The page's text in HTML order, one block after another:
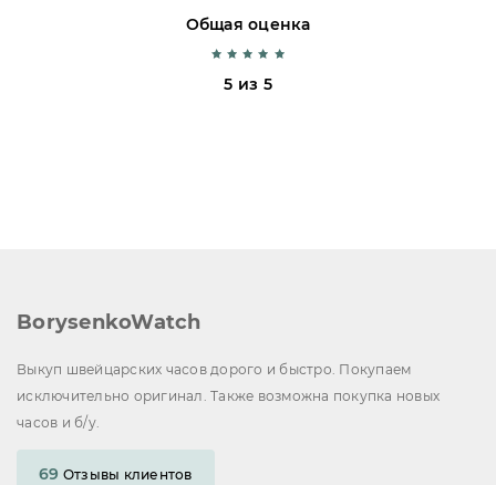
Общая оценка
5 из 5
BorysenkoWatch
Выкуп швейцарских часов дорого и быстро. Покупаем
исключительно оригинал. Также возможна покупка новых
часов и б/у.
69 Отзывы клиентов